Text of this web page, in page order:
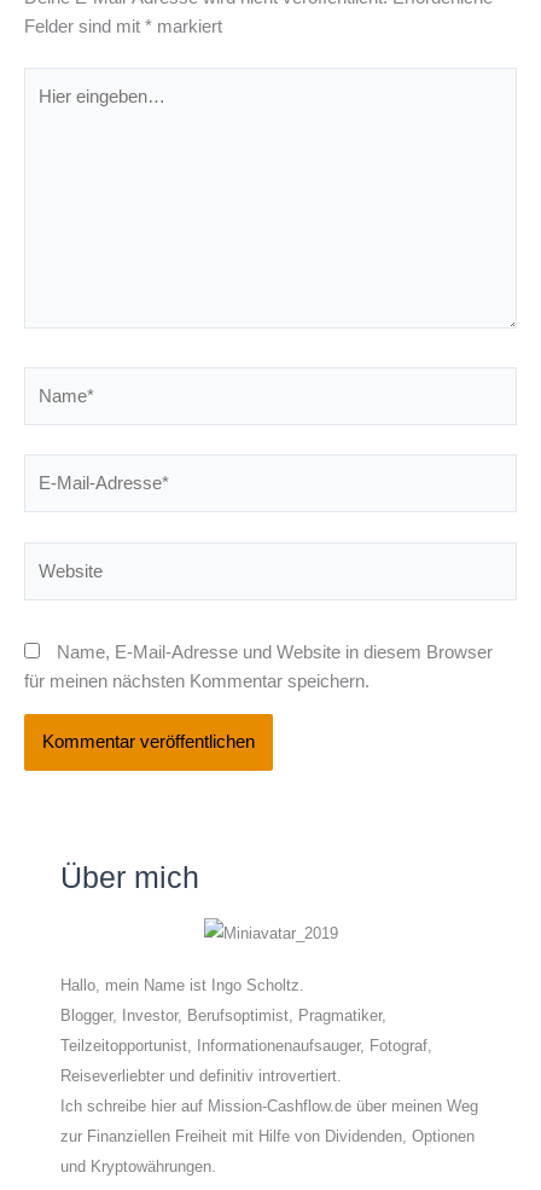
Felder sind mit * markiert
eingeben…
Name, E-Mail-Adresse und Website in diesem Browser
für meinen nächsten Kommentar speichern.
Über mich
Hallo, mein Name ist Ingo Scholtz.
Blogger, Investor, Berufsoptimist, Pragmatiker,
Teilzeitopportunist, Informationenaufsauger, Fotograf,
Reiseverliebter und definitiv introvertiert.
Ich schreibe hier auf Mission-Cashflow.de über meinen Weg
zur Finanziellen Freiheit mit Hilfe von Dividenden, Optionen
und Kryptowährungen.